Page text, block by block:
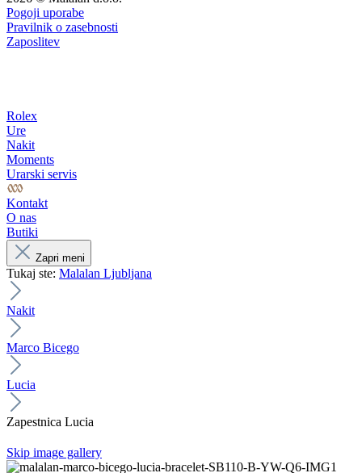
Pogoji uporabe
Pravilnik o zasebnosti
Zaposlitev
Rolex
Ure
Nakit
Moments
Urarski servis
Kontakt
O nas
Butiki
Zapri meni
Tukaj ste: Malalan Ljubljana
Nakit
Marco Bicego
Lucia
Zapestnica Lucia
Skip image gallery